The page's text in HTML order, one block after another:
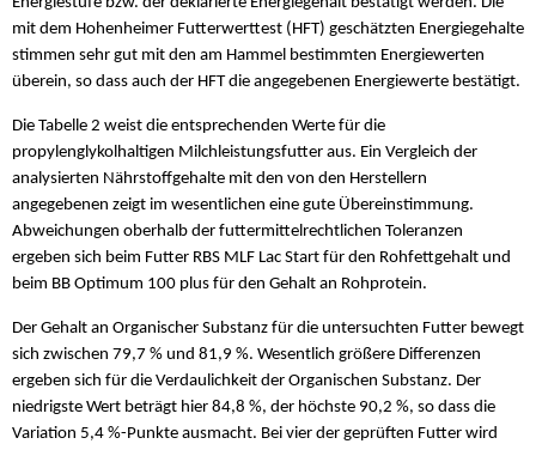
mit dem Hohenheimer Futterwerttest (HFT) geschätzten Energiegehalte
stimmen sehr gut mit den am Hammel bestimmten Energiewerten
überein, so dass auch der HFT die angegebenen Energiewerte bestätigt.
Die Tabelle 2 weist die entsprechenden Werte für die
propylenglykolhaltigen Milchleistungsfutter aus. Ein Vergleich der
analysierten Nährstoffgehalte mit den von den Herstellern
angegebenen zeigt im wesentlichen eine gute Übereinstimmung.
Abweichungen oberhalb der futtermittelrechtlichen Toleranzen
ergeben sich beim Futter RBS MLF Lac Start für den Rohfettgehalt und
beim BB Optimum 100 plus für den Gehalt an Rohprotein.
Der Gehalt an Organischer Substanz für die untersuchten Futter bewegt
sich zwischen 79,7 % und 81,9 %. Wesentlich größere Differenzen
ergeben sich für die Verdaulichkeit der Organischen Substanz. Der
niedrigste Wert beträgt hier 84,8 %, der höchste 90,2 %, so dass die
Variation 5,4 %-Punkte ausmacht. Bei vier der geprüften Futter wird